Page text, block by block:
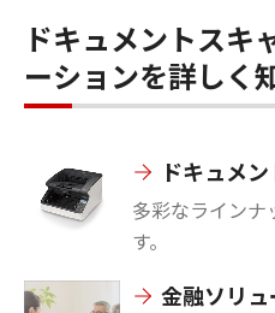
ドキュメントスキ
ーションを詳しく
ドキュメ
多彩なラインナ
す。
金融ソリ